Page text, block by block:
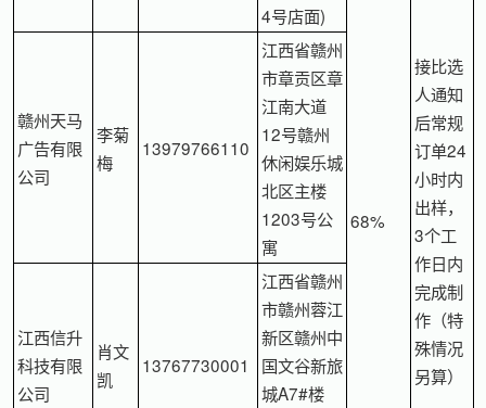
68%
接比选
人通知
后常规
订单24
小时内
出样，
3个工
作日内
完成制
作（特
殊情况
另算）
4号店面)
赣州天马
广告有限
公司
李菊
梅
13979766110
江西省赣州
市章贡区章
江南大道
12号赣州
休闲娱乐城
北区主楼
1203号公
寓
江西信升
科技有限
公司
肖文
凯
13767730001
江西省赣州
市赣州蓉江
新区赣州中
国文谷新旅
城A7#楼